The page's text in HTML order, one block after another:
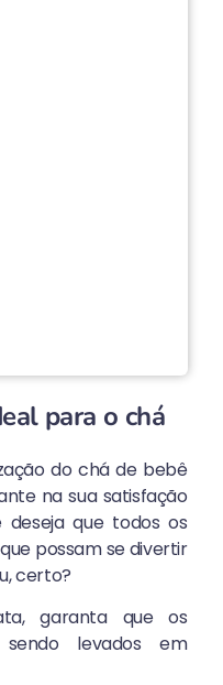
para o chá
do chá de bebê
na sua satisfação
que todos os
possam se divertir
certo?
garanta que os
levados em